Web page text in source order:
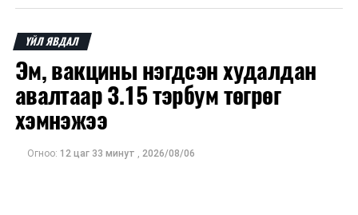
шатахуун импортлогч аж ахуйн нэгжүүд хамтран
турш тасралтгүй хүргэж, хангамжийг хэвийн
болгохоор ажиллаж байна.
ҮЙЛ ЯВДАЛ
Эм, вакцины нэгдсэн худалдан
авалтаар 3.15 тэрбум төгрөг
хэмнэжээ
Огноо: 12 цаг 33 минут , 2026/08/06